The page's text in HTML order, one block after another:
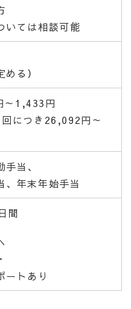
いては相談可能
める）
1,433円
につき26,092円～
当、
、年末年始手当
間
ートあり